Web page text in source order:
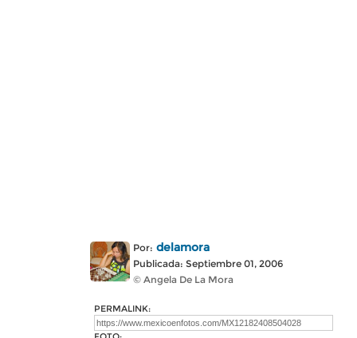
Por: delamora
Publicada: Septiembre 01, 2006
© Angela De La Mora
PERMALINK: